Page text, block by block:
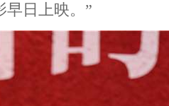
早日上映。”